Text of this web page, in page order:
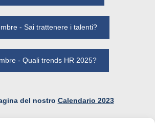
- Sai trattenere i talenti?
- Quali trends HR 2025?
del nostro Calendario 2023